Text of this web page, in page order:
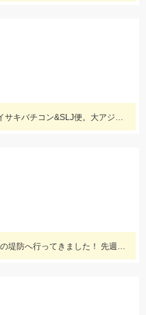
7月より隆盛丸様でスタートのイサキバチコン&SLJ便。大アジに加え、SLJ・タイラバで良型のオオモンハタやヒラメ、ホウボウの釣果！
今回もアジ狙いで東伊豆エリアの堤防へ行ってきました！ 先週までいなかったアオアジや大きくなったアジとタカベが釣れたりとこれからに期待です！